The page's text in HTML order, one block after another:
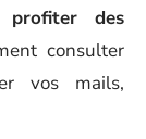
profiter des
consulter
vos mails,